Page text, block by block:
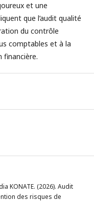
et une
que l’audit qualité
du contrôle
comptables et à la
financière.
KONATE. (2026). Audit
des risques de